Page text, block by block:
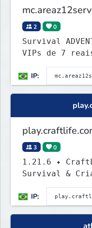
2 0
Survival
VIPs de 7
beneficios,
IP:
3 0
1.21.6 ✦
Survival &
14 Anos ON]
IP: